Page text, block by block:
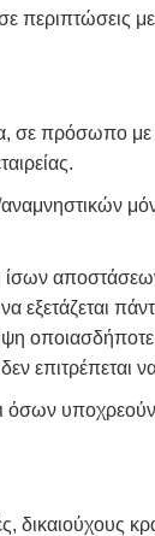
πρόσωπο με
εξετάζεται
επιτρέπεται